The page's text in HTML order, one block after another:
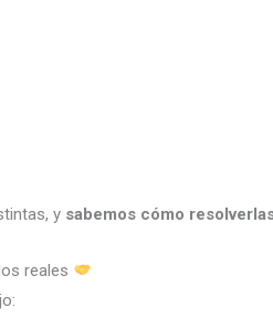
y sabemos cómo
reales